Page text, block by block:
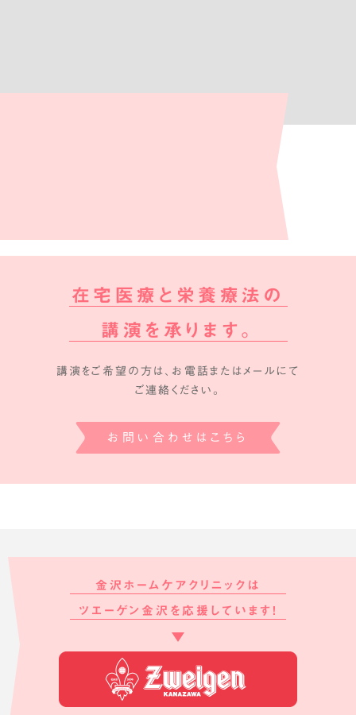
在宅医療と栄養療法の
講演を承ります。
講演をご希望の方は、お電話またはメールにて
ご連絡ください。
お問い合わせはこちら
金沢ホームケアクリニックは
ツエーゲン金沢を応援しています!